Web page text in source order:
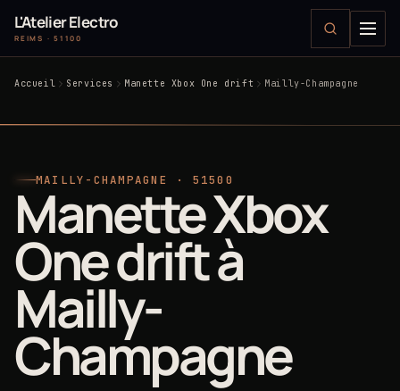
L'Atelier Electro
REIMS · 51100
Accueil Services Manette Xbox One drift Mailly-Champagne
MAILLY-CHAMPAGNE · 51500
Manette Xbox
One drift à
Mailly-
Champagne